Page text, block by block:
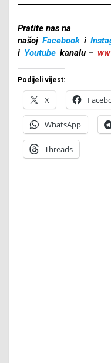
Pratite nas na
našoj Facebook i
i Youtube kanalu –
Podijeli vijest:
X
WhatsApp
Threads